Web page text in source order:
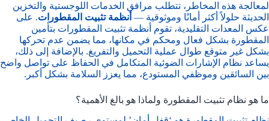
لمعالجة هذه المخاطر، تتطلب مرافق الخدمات اللوجستية والتخزين
الحديثة حلولاً أكثر أمانًا وموثوقية — أنظمة تثبيت المقطورات. على
عكس المعدات التقليدية، تقوم أنظمة تثبيت المقطورات بتأمين
المقطورة بشكل فعال ومحكم في مكانها، مما يضمن عدم تحركها
بشكل غير متوقع طوال عملية التحميل والتفريغ. بالإضافة إلى ذلك،
يساعد نظام الإشارات الضوئية المتكامل في الحفاظ على تواصل واضح
بين السائقين وموظفي المستودع، مما يعزز السلامة بشكل أكبر.
ما هو نظام تثبيت المقطورة ولماذا هو بالغ الأهمية؟